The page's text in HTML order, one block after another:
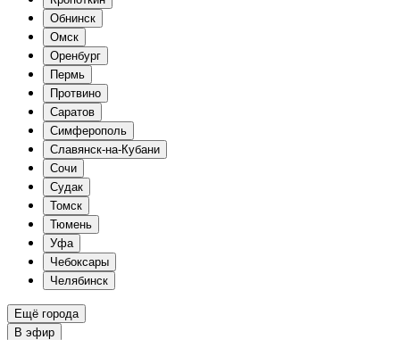
Обнинск
Омск
Оренбург
Пермь
Протвино
Саратов
Симферополь
Славянск-на-Кубани
Сочи
Судак
Томск
Тюмень
Уфа
Чебоксары
Челябинск
Ещё города
В эфир